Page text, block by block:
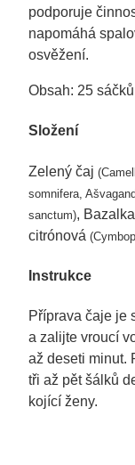
podporuje
napomáhá
osvěžení.
Obsah: 25 sáčků
Složení
Zelený čaj
somnifera,
sanctum),
citrónová
Instrukce
Příprava čaje je
a zalijte vroucí
až deseti minut.
tři až pět šálků
kojící ženy.